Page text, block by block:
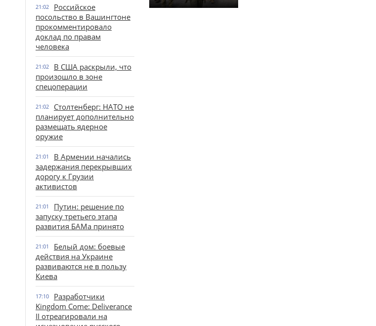
21:02
Российское
посольство в Вашингтоне
прокомментировало
доклад по правам
человека
21:02
В США раскрыли, что
произошло в зоне
спецоперации
21:02
Столтенберг: НАТО не
планирует дополнительно
размещать ядерное
оружие
21:01
В Армении начались
задержания перекрывших
дорогу к Грузии
активистов
21:01
Путин: решение по
запуску третьего этапа
развития БАМа принято
21:01
Белый дом: боевые
действия на Украине
развиваются не в пользу
Киева
17:10
Разработчики
Kingdom Come: Deliverance
II отреагировали на